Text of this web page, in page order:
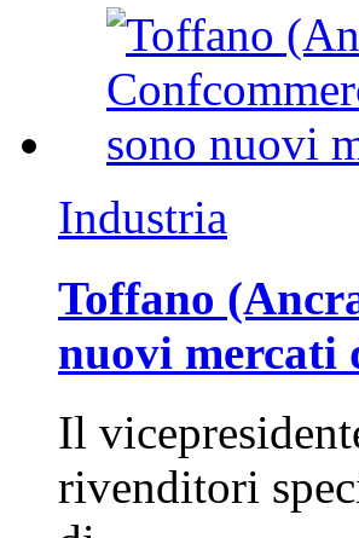
Industria
Toffano
nuovi mercati
Il
rivenditori